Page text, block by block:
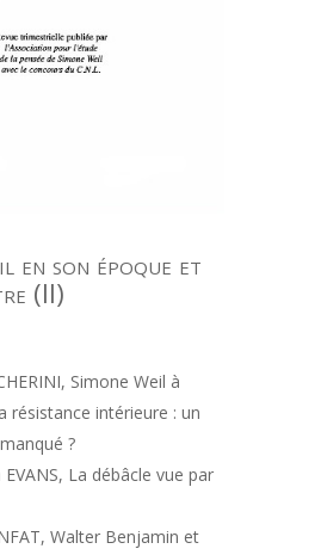
en son époque et
(II)
Simone Weil à
résistance intérieure : un
?
La débâcle vue par
Walter Benjamin et